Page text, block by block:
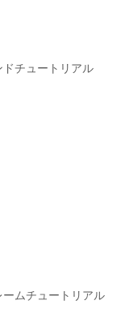
チュートリアル
ムチュートリアル